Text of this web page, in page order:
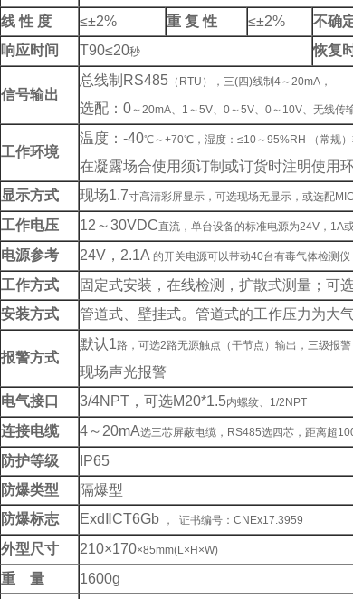
线 性 度 ≤±2% 重 复 性 ≤±2% 不确
响应时间
T90≤20秒 恢复
信号输出
总线制RS485（RTU），三(四)线制4～20mA，
选配：0～20mA、1～5V、0～5V、0～10V、无线传
工作环境
温度：-40℃～+70℃，湿度：≤10～95%RH （常规）
在凝露场合使用须订制或订货时注明使用
显示方式
现场1.7寸高清彩屏显示，可选现场无显示，或选配
工作电压 12 ～30VDC直流，单台设备的标准电源为24V，1A
电源参考 24V，2.1A 的开关电源可以带动40台有毒气体检测
工作方式
固定式安装，在线检测，扩散式测量；可
安装方式
管道式、壁挂式。管道式的工作压力为大
报警方式
默认1路，可选2路无源触点（干节点）输出，三级报
现场声光报警
电气接口
3/4NPT，可选M20*1.5内螺纹、1/2NPT
连接电缆 4～20mA选三芯屏蔽电缆，RS485选四芯，距离超
防护等级
IP65
防爆类型
隔爆型
防爆标志
Exd ⅡCT6Gb ， 证书编号：CNEx17.3959
外型尺寸 210×170×85mm(L×H×W)
重 量
1600g